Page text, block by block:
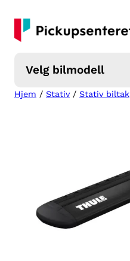
innhold
Velg bilmodell
Hjem / Stativ / Stativ biltak